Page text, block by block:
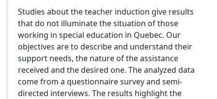
Studies about the teacher induction give results
that do not illuminate the situation of those
working in special education in Quebec. Our
objectives are to describe and understand their
support needs, the nature of the assistance
received and the desired one. The analyzed data
come from a questionnaire survey and semi-
directed interviews. The results highlight the